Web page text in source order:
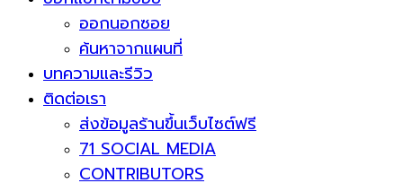
ออกนอกซอย
ค้นหาจากแผนที่
บทความและรีวิว
ติดต่อเรา
ส่งข้อมูลร้านขึ้นเว็บไซต์ฟรี
71 SOCIAL MEDIA
CONTRIBUTORS